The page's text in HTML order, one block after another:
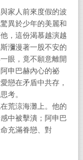
家人前來度假的波
異於少年的美麗和
，這份渴慕越演越
瀰漫著一股不安的
眼，竟不願意離開
申巴赫內心的祕
戀在矛盾中共存，
考。
荒涼海灘上。他的
中被擊潰；阿申巴
充滿眷戀、對